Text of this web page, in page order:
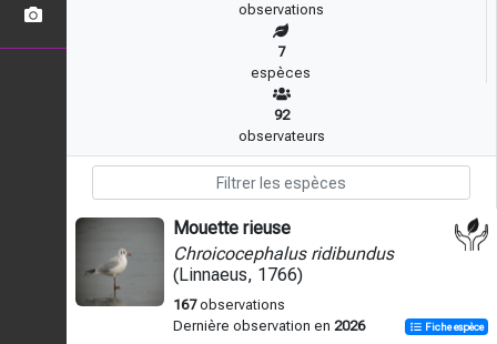
observations
7
espèces
92
observateurs
Mouette rieuse
Chroicocephalus ridibundus
(Linnaeus, 1766)
167observations
Dernière observation en 2026 Fiche espèce